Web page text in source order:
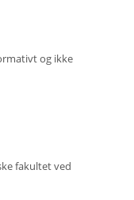
og ikke
fakultet ved